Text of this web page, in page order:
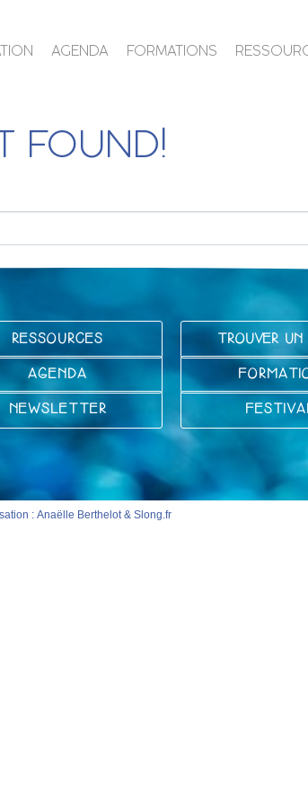
AGENDA FORMATIONS
FOUND!
RESSOURCES
AGENDA
NEWSLETTER
TROUVER UN
: Anaëlle Berthelot& Slong.fr